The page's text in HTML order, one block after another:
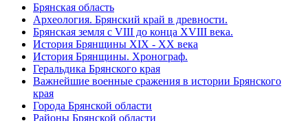
Брянская область
Археология. Брянский край в древности.
Брянская земля с VIII до конца XVIII века.
История Брянщины XIX - XX века
История Брянщины. Хронограф.
Геральдика Брянского края
Важнейшие военные сражения в истории Брянского
края
Города Брянской области
Районы Брянской области